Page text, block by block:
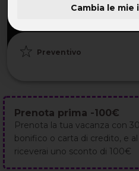
Cambia le
Preventivo
Prenota prima -100€
Prenota la tua vacanza con
bonifico o carta di credito, e
riceverai uno sconto di 100€